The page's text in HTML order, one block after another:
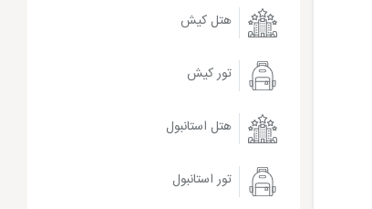
هتل کیش
تور کیش
هتل استانبول
تور استانبول